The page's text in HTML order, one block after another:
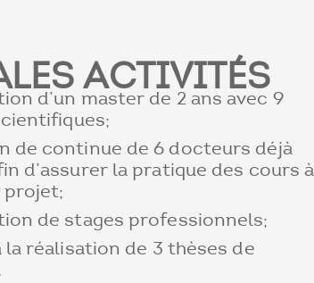
ACTIVITÉS
d’un master de 2 ans avec 9
de continue de 6 docteurs déjà
d’assurer la pratique des cours à
projet;
de stages professionnels;
la réalisation de 3 thèses de